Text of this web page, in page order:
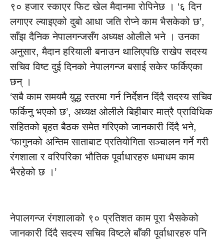
९० हजार स्काएर फिट खेल मैदानमा रोपिनेछ । ‘६ दिन
लगाएर ल्याइएको दुबो आधा जति रोप्ने काम भैसकेको छ’,
साँझ दैनिक नेपालगन्जसँग अध्यक्ष ओलीले भने । उनका
अनुसार, मैदान हरियाली बनाउन थालिएपछि राखेप सदस्य
सचिव विष्ट दुई दिनको नेपालगन्ज बसाई सकेर फर्किएका
छन् ।
‘सबै काम समयमै युद्ध स्तरमा गर्न निर्देशन दिंदै सदस्य सचिव
फर्किनु भएको छ’, अध्यक्ष ओलीले बिहीबार मात्रै प्राविधिक
सहितको बृहत बैठक समेत गरिएको जानकारी दिंदै भने,
‘फागुनको अन्तिम साताबाट प्रतियोगिता सञ्चालन गर्ने गरी
रंगशाला र वरिपरिका भौतिक पूर्वाधारहरु धमाधम काम
भैरहेको छ ।’
नेपालगन्ज रंगशालाको ९० प्रतिशत काम पूरा भैसकेको
जानकारी दिंदै सदस्य सचिव विष्टले बाँकी पूर्वाधारहरु पनि